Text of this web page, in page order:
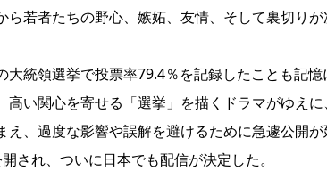
若者たちの野心、嫉妬、友情、そして裏切りが
大統領選挙で投票率79.4％を記録したことも記憶
高い関心を寄せる「選挙」を描くドラマがゆえ
え、過度な影響や誤解を避けるために急遽公開
され、ついに日本でも配信が決定した。